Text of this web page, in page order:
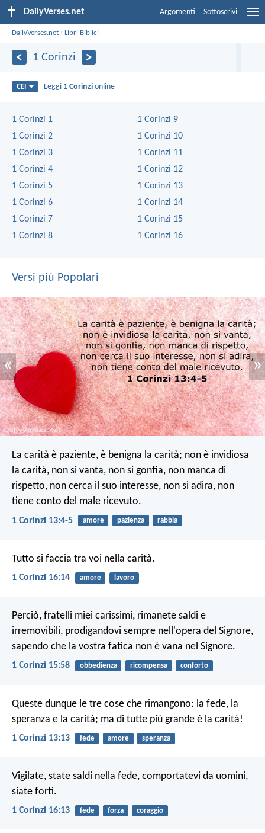
DailyVerses.net Argomenti Sottoscrivi
DailyVerses.net ›Libri Biblici
1 Corinzi
CEI Leggi 1 Corinzi online
1 Corinzi 1
1 Corinzi 2
1 Corinzi 3
1 Corinzi 4
1 Corinzi 5
1 Corinzi 6
1 Corinzi 7
1 Corinzi 8
1 Corinzi 9
1 Corinzi 10
1 Corinzi 11
1 Corinzi 12
1 Corinzi 13
1 Corinzi 14
1 Corinzi 15
1 Corinzi 16
Versi più Popolari
« »
La carità è paziente, è benigna la carità; non è invidiosa
la carità, non si vanta, non si gonfia, non manca di
rispetto, non cerca il suo interesse, non si adira, non
tiene conto del male ricevuto.
1 Corinzi 13:4-5 amore pazienza rabbia
Tutto si faccia tra voi nella carità.
1 Corinzi 16:14 amore lavoro
Perciò, fratelli miei carissimi, rimanete saldi e
irremovibili, prodigandovi sempre nell'opera del Signore,
sapendo che la vostra fatica non è vana nel Signore.
1 Corinzi 15:58 obbedienza ricompensa conforto
Queste dunque le tre cose che rimangono: la fede, la
speranza e la carità; ma di tutte più grande è la carità!
1 Corinzi 13:13 fede amore speranza
Vigilate, state saldi nella fede, comportatevi da uomini,
siate forti.
1 Corinzi 16:13 fede forza coraggio